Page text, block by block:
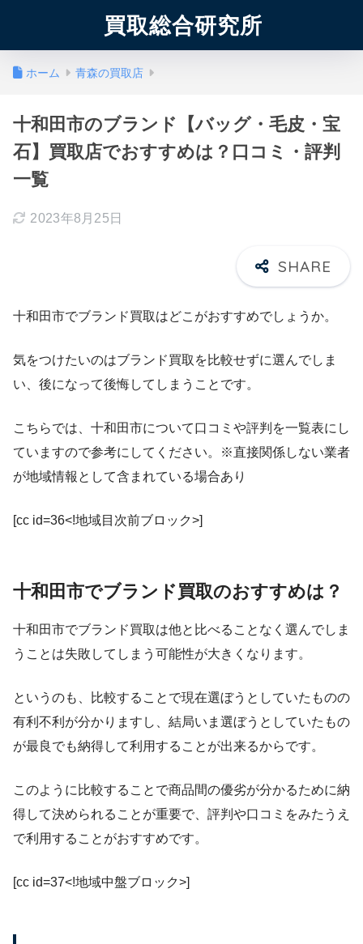
買取総合研究所
ホーム 青森の買取店
十和田市のブランド【バッグ・毛皮・宝
石】買取店でおすすめは？口コミ・評判
一覧
2023年8月25日
十和田市でブランド買取はどこがおすすめでしょうか。
気をつけたいのはブランド買取を比較せずに選んでしま
い、後になって後悔してしまうことです。
こちらでは、十和田市について口コミや評判を一覧表にし
ていますので参考にしてください。※直接関係しない業者
が地域情報として含まれている場合あり
[cc id=36<!地域目次前ブロック>]
十和田市でブランド買取のおすすめは？
十和田市でブランド買取は他と比べることなく選んでしま
うことは失敗してしまう可能性が大きくなります。
というのも、比較することで現在選ぼうとしていたものの
有利不利が分かりますし、結局いま選ぼうとしていたもの
が最良でも納得して利用することが出来るからです。
このように比較することで商品間の優劣が分かるために納
得して決められることが重要で、評判や口コミをみたうえ
で利用することがおすすめです。
[cc id=37<!地域中盤ブロック>]